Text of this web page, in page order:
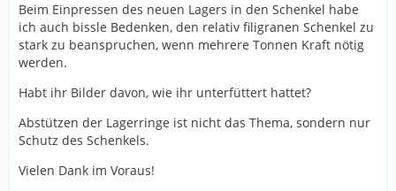
Beim Einpressen des neuen Lagers in den Schenkel habe
ich auch bissle Bedenken, den relativ filigranen Schenkel zu
stark zu beanspruchen, wenn mehrere Tonnen Kraft nötig
werden.
Habt ihr Bilder davon, wie ihr unterfüttert hattet?
Abstützen der Lagerringe ist nicht das Thema, sondern nur
Schutz des Schenkels.
Vielen Dank im Voraus!